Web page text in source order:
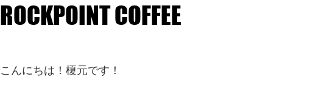
ROCKPOINT COFFEE
こんにちは！榎元です！